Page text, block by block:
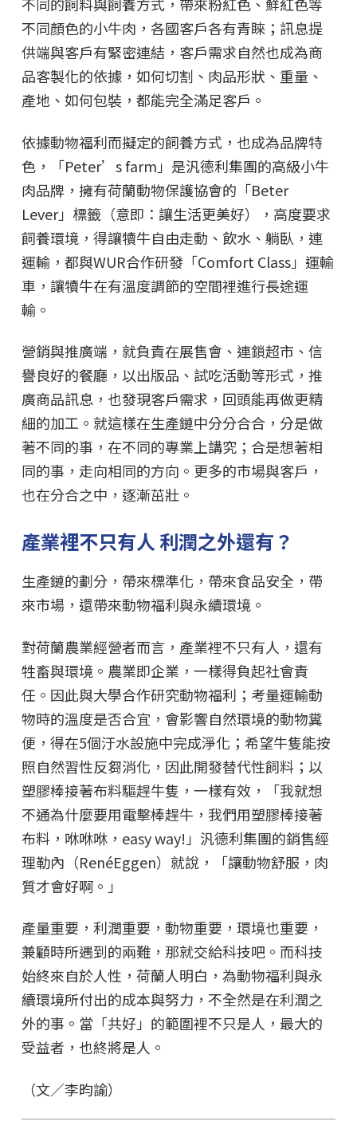
不同顏色的小牛肉，各國客戶各有青睞；訊息提
供端與客戶有緊密連結，客戶需求自然也成為商
品客製化的依據，如何切割、肉品形狀、重量、
產地、如何包裝，都能完全滿足客戶。
依據動物福利而擬定的飼養方式，也成為品牌特
色，「Peter’s farm」是汎德利集團的高級小牛
肉品牌，擁有荷蘭動物保護協會的「Beter
Lever」標籤（意即：讓生活更美好），高度要求
飼養環境，得讓犢牛自由走動、飲水、躺臥，連
運輸，都與WUR合作研發「Comfort Class」運輸
車，讓犢牛在有溫度調節的空間裡進行長途運
輸。
營銷與推廣端，就負責在展售會、連鎖超市、信
譽良好的餐廳，以出版品、試吃活動等形式，推
廣商品訊息，也發現客戶需求，回頭能再做更精
細的加工。就這樣在生產鏈中分分合合，分是做
著不同的事，在不同的專業上講究；合是想著相
同的事，走向相同的方向。更多的市場與客戶，
也在分合之中，逐漸茁壯。
產業裡不只有人 利潤之外還有？
生產鏈的劃分，帶來標準化，帶來食品安全，帶
來市場，還帶來動物福利與永續環境。
對荷蘭農業經營者而言，產業裡不只有人，還有
牲畜與環境。農業即企業，一樣得負起社會責
任。因此與大學合作研究動物福利；考量運輸動
物時的溫度是否合宜，會影響自然環境的動物糞
便，得在5個汙水設施中完成淨化；希望牛隻能按
照自然習性反芻消化，因此開發替代性飼料；以
塑膠棒接著布料驅趕牛隻，一樣有效，「我就想
不通為什麼要用電擊棒趕牛，我們用塑膠棒接著
布料，咻咻咻，easy way!」汎德利集團的銷售經
理勒內（RenéEggen）就說，「讓動物舒服，肉
質才會好啊。」
產量重要，利潤重要，動物重要，環境也重要，
兼顧時所遇到的兩難，那就交給科技吧。而科技
始終來自於人性，荷蘭人明白，為動物福利與永
續環境所付出的成本與努力，不全然是在利潤之
外的事。當「共好」的範圍裡不只是人，最大的
受益者，也終將是人。
（文／李昀諭）